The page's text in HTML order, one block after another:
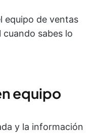
equipo de ventas
sabes lo
equipo
y la información